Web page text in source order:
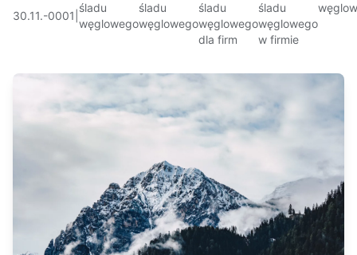
30.11.-0001
śladu
węglowego
śladu
węglowego
śladu
węglowego
dla firm
śladu
węglowego
w firmie